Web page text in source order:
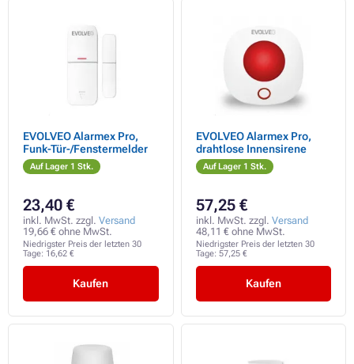
EVOLVEO Alarmex Pro,
Funk-Tür-/Fenstermelder
Auf Lager 1 Stk.
23,40 €
inkl. MwSt. zzgl. Versand
19,66 € ohne MwSt.
Niedrigster Preis der letzten 30
Tage: 16,62 €
Kaufen
EVOLVEO Alarmex Pro,
drahtlose Innensirene
Auf Lager 1 Stk.
57,25 €
inkl. MwSt. zzgl. Versand
48,11 € ohne MwSt.
Niedrigster Preis der letzten 30
Tage: 57,25 €
Kaufen